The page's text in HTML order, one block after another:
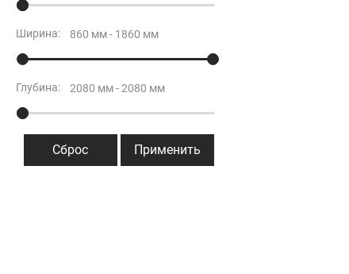
Ширина:
Глубина:
Сброс Применить